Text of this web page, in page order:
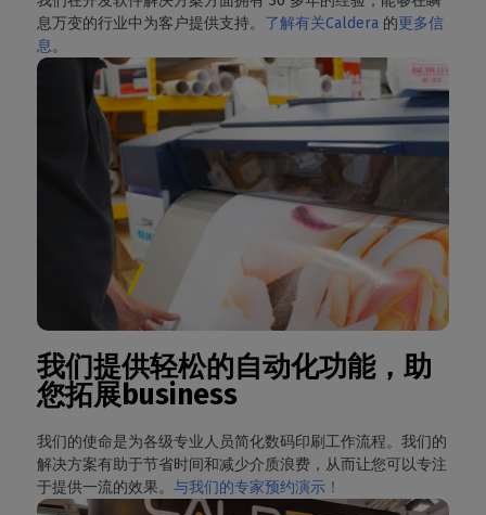
息万变的行业中为客户提供支持。 了解有关Caldera 的更多信
息。
我们提供轻松的自动化功能，助
您拓展business
我们的使命是为各级专业人员简化数码印刷工作流程。我们的
解决方案有助于节省时间和减少介质浪费，从而让您可以专注
于提供一流的效果。 与我们的专家预约演示！